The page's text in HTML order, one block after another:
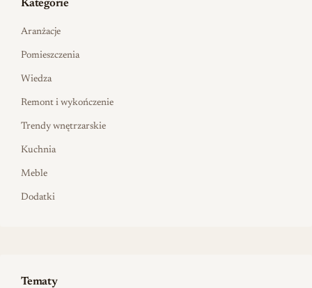
Kategorie
Aranżacje
Pomieszczenia
Wiedza
Remont i wykończenie
Trendy wnętrzarskie
Kuchnia
Meble
Dodatki
Tematy